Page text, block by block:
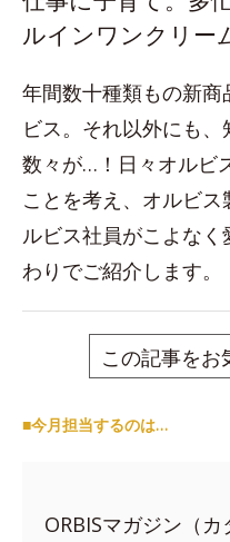
ルインワンクリー
年間数十種類もの新
ビス。それ以外にも
数々が…！日々オルビ
ことを考え、オルビ
ルビス社員がこよなく
わりでご紹介します。
この記事をお
■今月担当するのは…
ORBISマガジン（